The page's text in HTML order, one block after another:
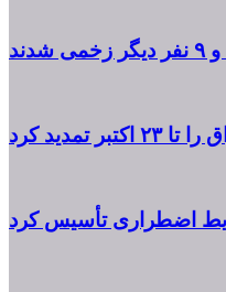
تمدید کرد
اضطراری تأسیس کرد